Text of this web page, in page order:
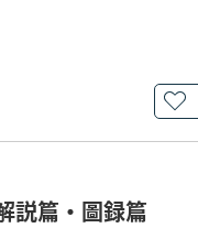
篇・圖録篇